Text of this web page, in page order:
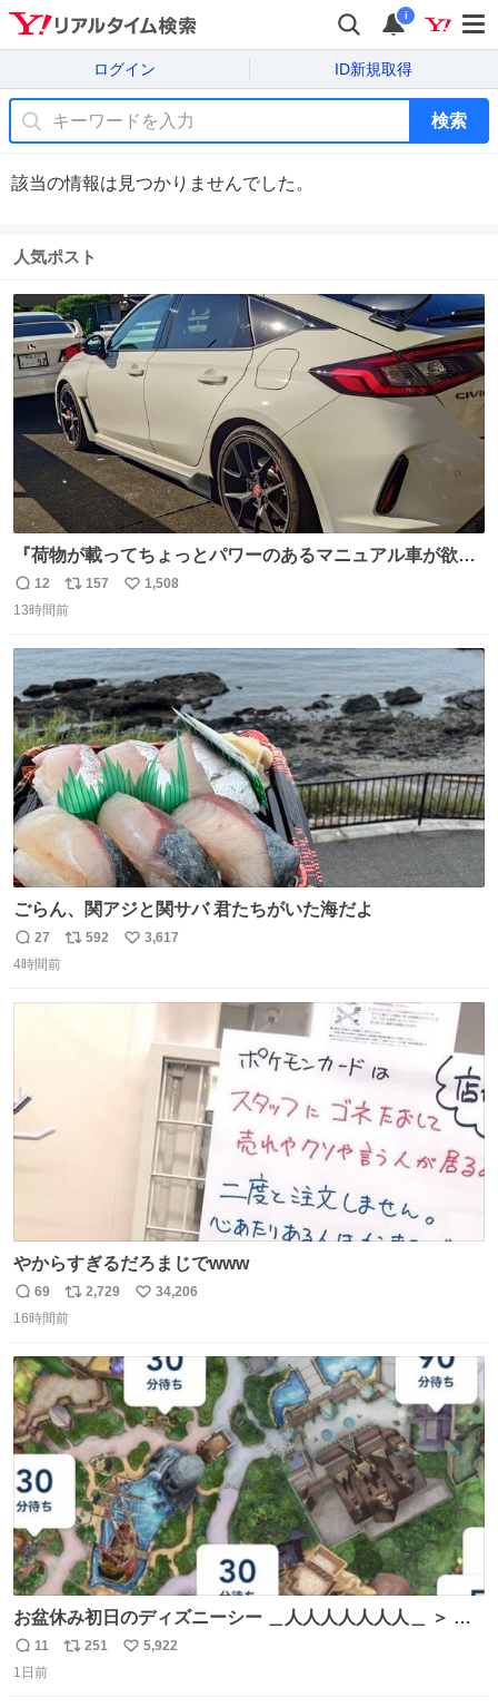
i
ログイン ID新規取得
検索
該当の情報は見つかりませんでした。
人気ポスト
『荷物が載ってちょっとパワーのあるマニュアル車が欲し
い』と親戚の58歳のおばちゃんが言うので赤内装の新車を
探してきたら本当に買って誕生した330馬力のお買い物カ
ばあちゃんがこれから降りてくるのだから絶対2度見する
返
信
12
リ
ポ
ト
数
157
い
数
1,508
13時間前
ごらん、関アジと関サバ 君たちがいた海だよ
返
信
27
リ
592
い
3,617
4時間前
やからすぎるだろまじでwww
返
信
69
リ
ポ
ト
数
2,729
い
数
34,206
16時間前
お盆休み初日のディズニーシー ＿人人人人人人人＿ ＞ 空
い て る！＜ ￣^Y^Y^Y^Y^ Y￣
返
信
11
リ
251
い
5,922
1日前